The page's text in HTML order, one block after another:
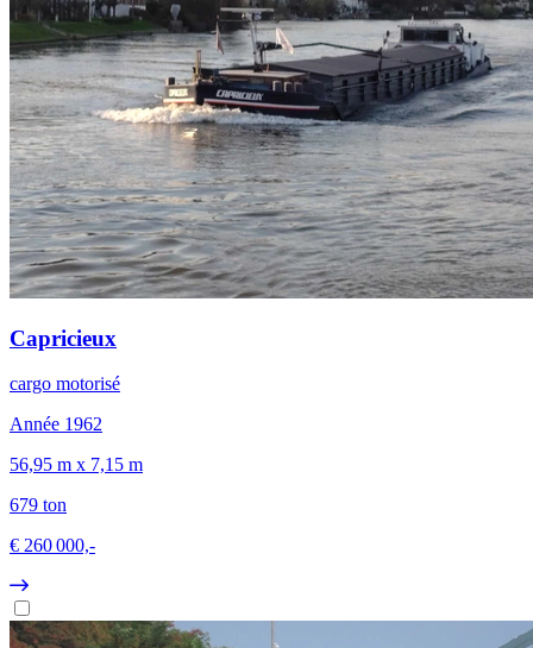
Capricieux
cargo motorisé
Année 1962
56,95 m x 7,15 m
679 ton
€ 260 000,-